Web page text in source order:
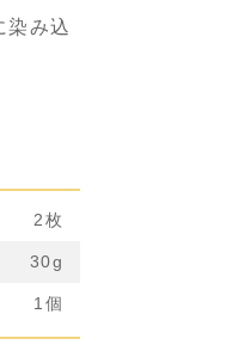
染み込
2枚
30g
1個